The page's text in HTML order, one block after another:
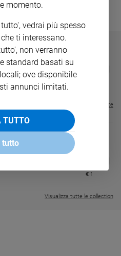
Vittorio Feltri
FAMIGLIA CRISTIANA
€ 104,00 € 83,00 20%
Visualizza tutte le riviste
€ 18,50
Visualizza tutte le collection
momento.
vedrai più spesso
ti interessano.
non verranno
standard basati su
ove disponibile
annunci limitati.
TUTTO
tutto